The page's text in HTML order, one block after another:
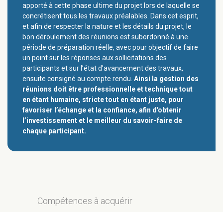
apporté à cette phase ultime du projet lors de laquelle se
concrétisent tous les travaux préalables. Dans cet esprit,
et afin de respecter la nature et les détails du projet, le
bon déroulement des réunions est subordonné à une
période de préparation réelle, avec pour objectif de faire
un point sur les réponses aux sollicitations des
participants et sur l’état d’avancement des travaux,
ensuite consigné au compte rendu. Ainsi la gestion des
réunions doit être professionnelle et technique tout
en étant humaine, stricte tout en étant juste, pour
favoriser l’échange et la confiance, afin d'obtenir
l’investissement et le meilleur du savoir-faire de
chaque participant.
Compétences à acquérir